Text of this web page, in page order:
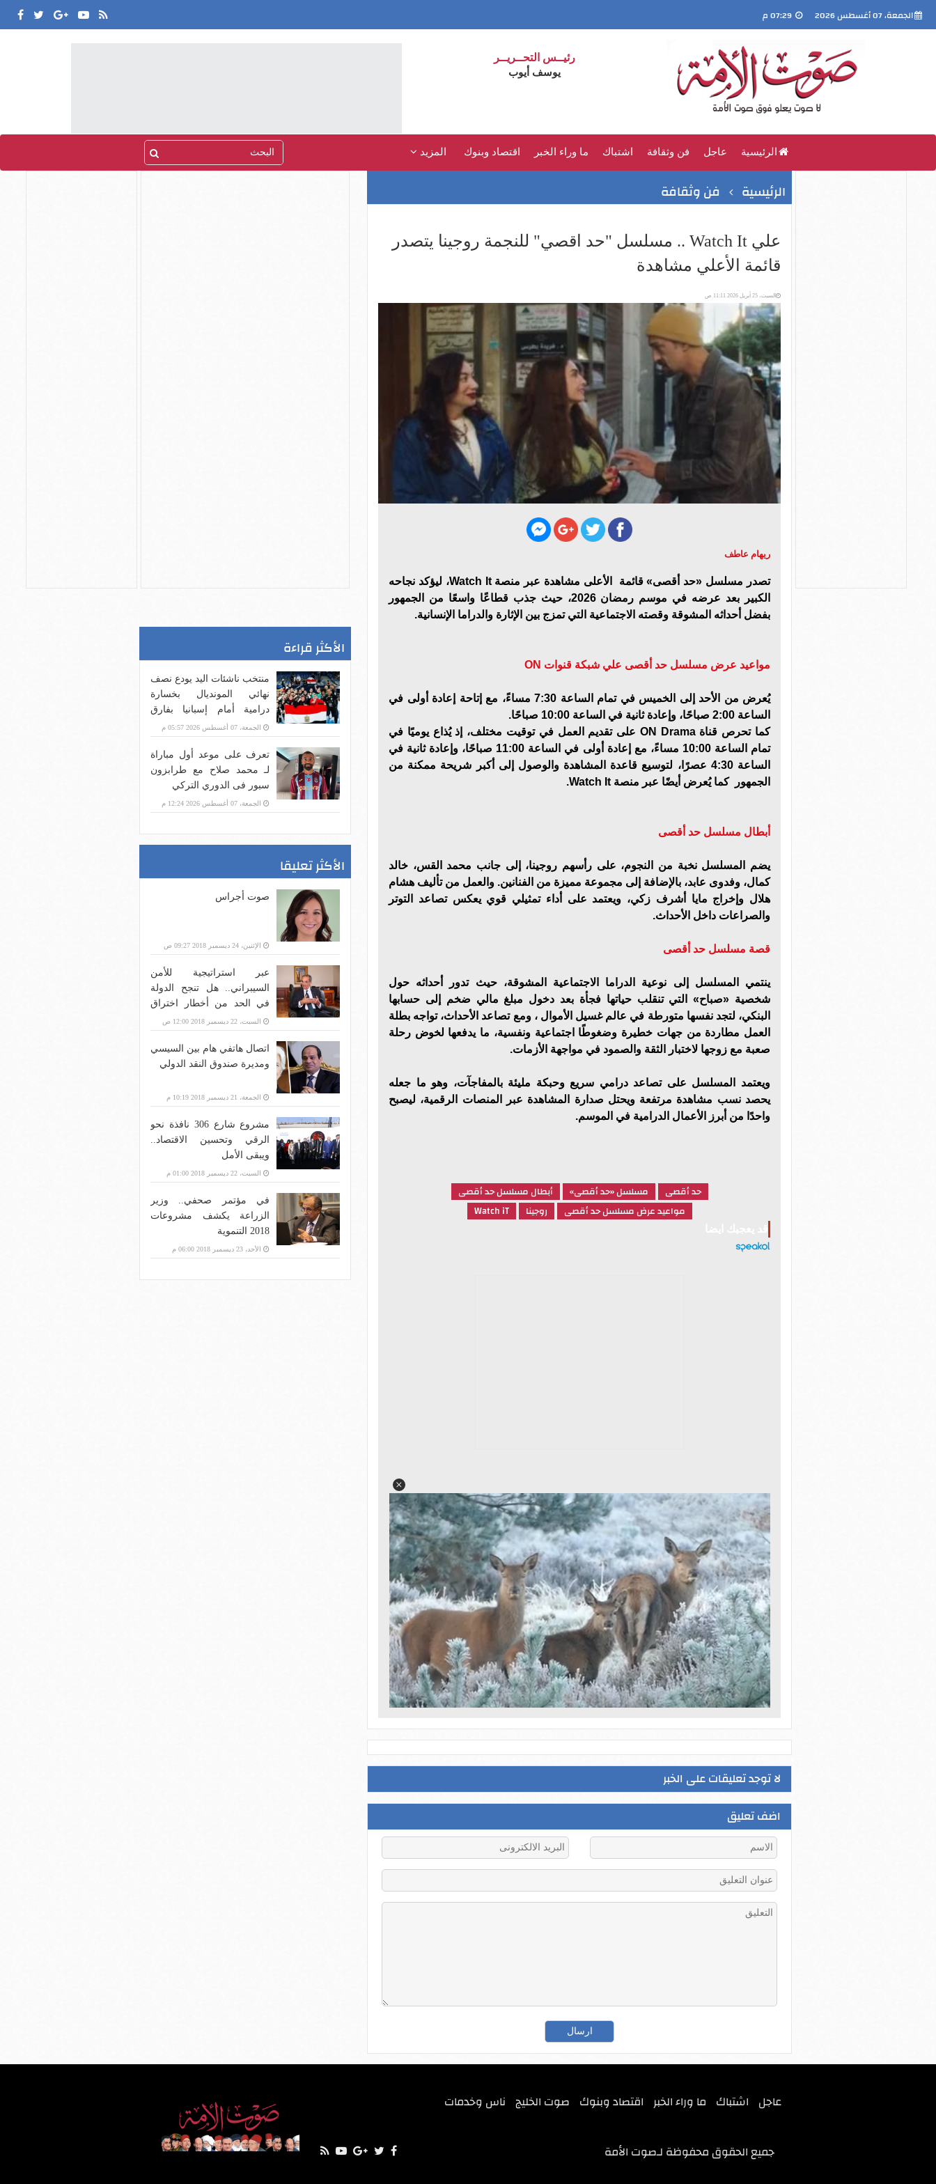
الجمعة، 07 أغسطس 2026
رئيــس التحــريــر
يوسف أيوب
الرئيسية عاجل فن وثقافة اشتباك ما وراء الخبر اقتصاد وبنوك المزيد
الرئيسية فن وثقافة
علي Watch It .. مسلسل "حد اقصي" للنجمة روجينا يتصدر
قائمة الأعلي مشاهدة
السبت، 25 أبريل 2026 11:11 ص
ريهام عاطف
تصدر مسلسل «حد أقصى» قائمة الأعلى مشاهدة عبر منصة Watch It، ليؤكد نجاحه
الكبير بعد عرضه في موسم رمضان 2026، حيث جذب قطاعًا واسعًا من الجمهور
بفضل أحداثه المشوقة وقصته الاجتماعية التي تمزج بين الإثارة والدراما الإنسانية.
مواعيد عرض مسلسل حد أقصى علي شبكة قنوات ON
يُعرض من الأحد إلى الخميس في تمام الساعة 7:30 مساءً، مع إتاحة إعادة أولى في
الساعة 2:00 صباحًا، وإعادة ثانية في الساعة 10:00 صباحًا.
كما تحرص قناة ON Drama على تقديم العمل في توقيت مختلف، إذ يُذاع يوميًا في
تمام الساعة 10:00 مساءً، مع إعادة أولى في الساعة 11:00 صباحًا، وإعادة ثانية في
الساعة 4:30 عصرًا، لتوسيع قاعدة المشاهدة والوصول إلى أكبر شريحة ممكنة من
الجمهور كما يُعرض أيضًا عبر منصة Watch It.
أبطال مسلسل حد أقصى
يضم المسلسل نخبة من النجوم، على رأسهم روجينا، إلى جانب محمد القس، خالد
كمال، وفدوى عابد، بالإضافة إلى مجموعة مميزة من الفنانين. والعمل من تأليف هشام
هلال وإخراج مايا أشرف زكي، ويعتمد على أداء تمثيلي قوي يعكس تصاعد التوتر
والصراعات داخل الأحداث.
قصة مسلسل حد أقصى
ينتمي المسلسل إلى نوعية الدراما الاجتماعية المشوقة، حيث تدور أحداثه حول
شخصية «صباح» التي تنقلب حياتها فجأة بعد دخول مبلغ مالي ضخم إلى حسابها
البنكي، لتجد نفسها متورطة في عالم غسيل الأموال ، ومع تصاعد الأحداث، تواجه بطلة
العمل مطاردة من جهات خطيرة وضغوطًا اجتماعية ونفسية، ما يدفعها لخوض رحلة
صعبة مع زوجها لاختبار الثقة والصمود في مواجهة الأزمات.
ويعتمد المسلسل على تصاعد درامي سريع وحبكة مليئة بالمفاجآت، وهو ما جعله
يحصد نسب مشاهدة مرتفعة ويحتل صدارة المشاهدة عبر المنصات الرقمية، ليصبح
واحدًا من أبرز الأعمال الدرامية في الموسم.
حد أقصى مسلسل «حد أقصى»
أبطال مسلسل حد أقصى
مواعيد عرض مسلسل حد أقصى
روجينا Watch iT
لا توجد تعليقات على الخبر
اضف تعليق
الأكثر قراءة
منتخب ناشئات اليد يودع نصف
نهائي المونديال بخسارة
درامية أمام إسبانيا بفارق
هدف
الجمعة، 07 أغسطس 2026 05:57 م
تعرف على موعد أول مباراة
لـ محمد صلاح مع طرابزون
سبور فى الدوري التركي
الجمعة، 07 أغسطس 2026 12:24 م
الأكثر تعليقا
صوت أجراس
الإثنين، 24 ديسمبر 2018 09:27 ص
عبر استراتيجية للأمن
السيبراني.. هل تنجح الدولة
في الحد من أخطار اختراق
بنية الاتصالات؟
السبت، 22 ديسمبر 2018 12:00 ص
اتصال هاتفي هام بين السيسي
ومديرة صندوق النقد الدولي
الجمعة، 21 ديسمبر 2018 10:19 م
مشروع شارع 306 نافذة نحو
الرقي وتحسين الاقتصاد..
ويبقى الأمل
السبت، 22 ديسمبر 2018 01:00 م
في مؤتمر صحفي.. وزير
الزراعة يكشف مشروعات
2018 التنموية
الأحد، 23 ديسمبر 2018 06:00 م
عاجل اشتباك ما وراء الخبر اقتصاد وبنوك صوت الخليج ناس وخدمات
جميع الحقوق محفوظة لـصوت الأمة